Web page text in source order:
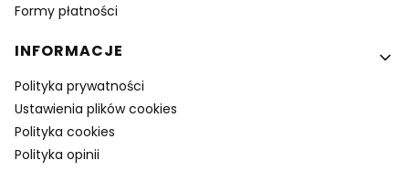
Formy płatności
INFORMACJE
Polityka prywatności
Ustawienia plików cookies
Polityka cookies
Polityka opinii